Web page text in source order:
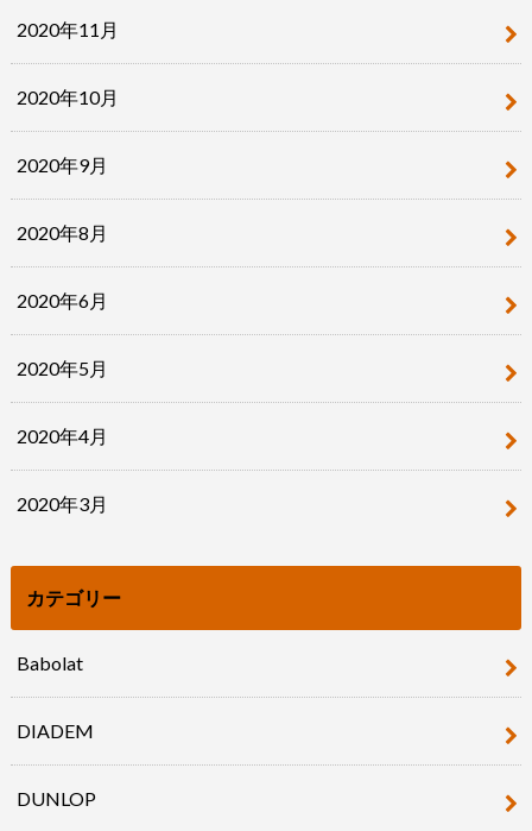
2020年11月
2020年10月
2020年9月
2020年8月
2020年6月
2020年5月
2020年4月
2020年3月
カテゴリー
Babolat
DIADEM
DUNLOP